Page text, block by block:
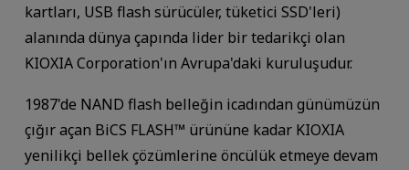
kartları, USB flash sürücüler, tüketici SSD'leri)
alanında dünya çapında lider bir tedarikçi olan
KIOXIA Corporation'ın Avrupa'daki kuruluşudur.
1987'de NAND flash belleğin icadından günümüzün
çığır açan BiCS FLASH™ ürününe kadar KIOXIA
yenilikçi bellek çözümlerine öncülük etmeye devam